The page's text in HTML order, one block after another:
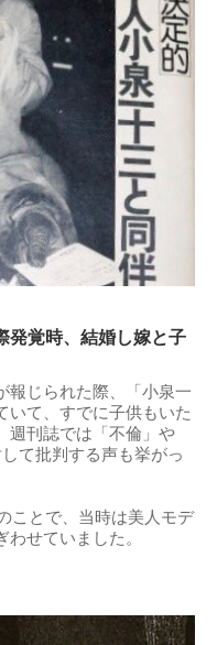
発覚時、結婚し嫁と子
報じられた際、「小泉一
いて、すでに子供もいた
週刊誌では「不倫」や
て批判する声も挙がっ
ことで、当時は美人モデ
せていました。